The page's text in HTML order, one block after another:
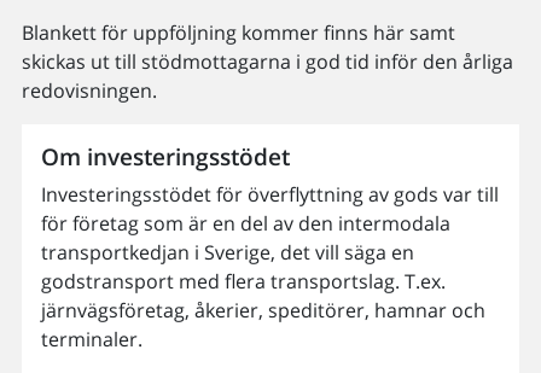
Blankett för uppföljning kommer finns här samt
skickas ut till stödmottagarna i god tid inför den årliga
redovisningen.
Om investeringsstödet
Investeringsstödet för överflyttning av gods var till
för företag som är en del av den intermodala
transportkedjan i Sverige, det vill säga en
godstransport med flera transportslag. T.ex.
järnvägsföretag, åkerier, speditörer, hamnar och
terminaler.